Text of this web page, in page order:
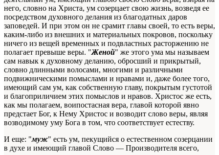
него, словно на Христа, ум созерцает свою жизнь, возведя ее
посредством духовного делания из благодатных даров
заповедей. И при этом он не срамит главы своей, то есть веры,
каким-либо из внешних и материальных покровов, поскольку
ничего из вещей временных и подвластных расторжению не
полагает превыше веры. "Женой" же этого ума мы называем
сам навык к духовному деланию, обросший и прикрытый,
словно длинными волосами, многими и различными
подвижническими помыслами и нравами и, даже более того,
имеющий сам ум, как собственную главу, покрытым густотой
и благоприличием этих помыслов и нравов. Христос же есть,
как мы полагаем, воипостасная вера, главой которой явно
предстает Бог, к Нему Христос и возводит слово веры, являя
возводимому уму Бога в том, что соответствует естеству.
И еще: "муж" есть ум, пекущийся о естественном созерцании
в духе и имеющий главой Слово — Производителя всего,